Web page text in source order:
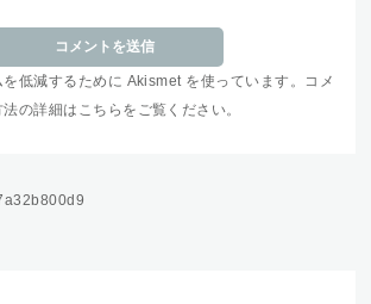
低減するために Akismet を使っています。
コメ
の詳細はこちらをご覧ください。